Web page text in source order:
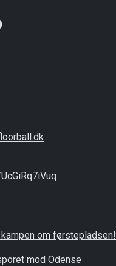
om førstepladsen!
mod Odense